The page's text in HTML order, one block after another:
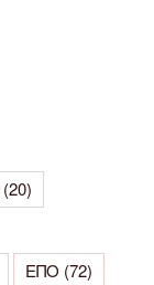
(20)
ΕΠΟ (72)